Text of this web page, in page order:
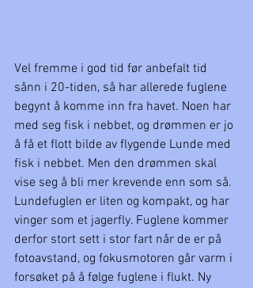
Vel fremme i god tid før anbefalt tid
sånn i 20-tiden, så har allerede fuglene
begynt å komme inn fra havet. Noen har
med seg fisk i nebbet, og drømmen er jo
å få et flott bilde av flygende Lunde med
fisk i nebbet. Men den drømmen skal
vise seg å bli mer krevende enn som så.
Lundefuglen er liten og kompakt, og har
vinger som et jagerfly. Fuglene kommer
derfor stort sett i stor fart når de er på
fotoavstand, og fokusmotoren går varm i
forsøket på å følge fuglene i flukt. Ny